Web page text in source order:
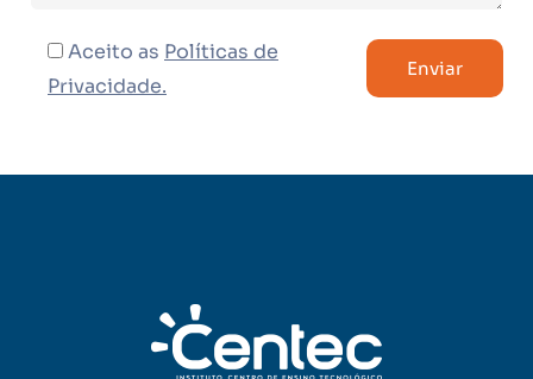
Aceito as Políticas de
Privacidade.